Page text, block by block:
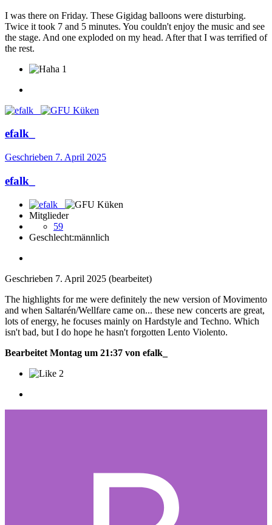
I was there on Friday. These Gigidag balloons were disturbing.
Twice it took 7 and 5 minutes. You couldn't enjoy the music and see
the stage. And one exploded on my head. After that I was terrified of
the rest.
1
efalk_
Geschrieben 7. April 2025
efalk_
Mitglieder
59
Geschlecht:männlich
Geschrieben 7. April 2025 (bearbeitet)
The highlights for me were definitely the new version of Movimento
and when Saltarén/Wellfare came on... these new concerts are great,
lots of energy, he focuses mainly on Hardstyle and Techno. Which
isn't bad, but I do hope he hasn't forgotten Lento Violento.
Bearbeitet Montag um 21:37 von efalk_
2